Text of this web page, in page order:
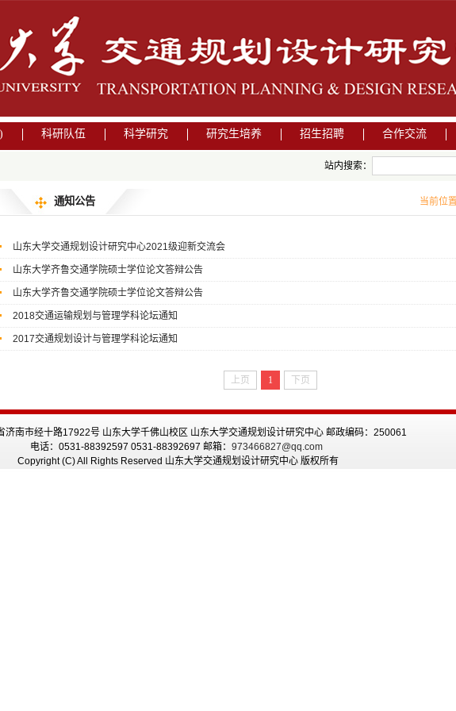
科研队伍 科学研究 研究生培养 招生招聘 合作交流
站内搜索：
当前位
通知公告
山东大学交通规划设计研究中心2021级迎新交流会
山东大学齐鲁交通学院硕士学位论文答辩公告
山东大学齐鲁交通学院硕士学位论文答辩公告
2018交通运输规划与管理学科论坛通知
2017交通规划设计与管理学科论坛通知
上页 1 下页
济南市经十路17922号 山东大学千佛山校区 山东大学交通规划设计研究中心 邮政编码：250061
电话：0531-88392597 0531-88392697 邮箱： 973466827@qq.com
Copyright (C) All Rights Reserved 山东大学交通规划设计研究中心 版权所有